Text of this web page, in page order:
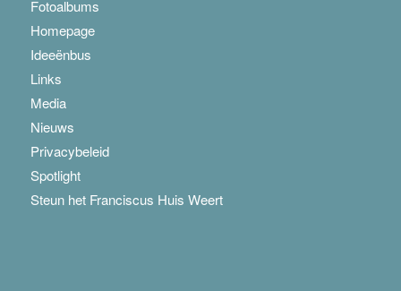
Fotoalbums
Homepage
Ideeënbus
Links
Media
Nieuws
Privacybeleid
Spotlight
Steun het Franciscus Huis Weert